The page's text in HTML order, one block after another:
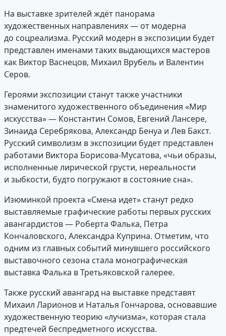
На выставке зрителей ждёт панорама
художественных направлениях — от модерна
до соцреализма. Русский модерн в экспозиции будет
представлен именами таких выдающихся мастеров
как Виктор Васнецов, Михаил Врубель и Валентин
Серов.
Героями экспозиции станут также участники
знаменитого художественного объединения «Мир
искусства» — Константин Сомов, Евгений Лансере,
Зинаида Серебрякова, Александр Бенуа и Лев Бакст.
Русский символизм в экспозиции будет представлен
работами Виктора Борисова-Мусатова, «чьи образы,
исполненные лирической грусти, нереальности
и зыбкости, будто погружают в состояние сна».
Изюминкой проекта «Смена идет» станут редко
выставляемые графические работы первых русских
авангардистов — Роберта Фалька, Петра
Кончаловского, Александра Куприна. Отметим, что
одним из главных событий минувшего российского
выставочного сезона стала монографическая
выставка Фалька в Третьяковской галерее.
Также русский авангард на выставке представят
Михаил Ларионов и Наталья Гончарова, основавшие
художественную теорию «лучизма», которая стала
предтечей беспредметного искусства.